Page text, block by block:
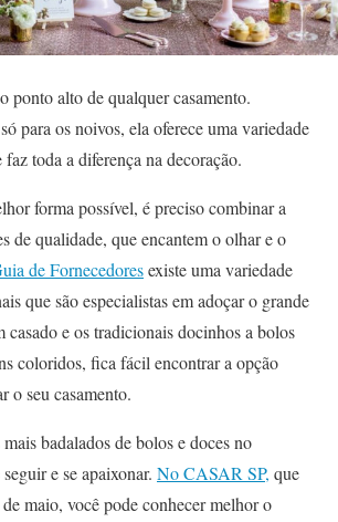
ponto alto de qualquer casamento.
para os noivos, ela oferece uma variedade
faz toda a diferença na decoração.
forma possível, é preciso combinar a
de qualidade, que encantem o olhar e o
de Fornecedoresexiste uma variedade
que são especialistas em adoçar o grande
casado e os tradicionais docinhos a bolos
coloridos, fica fácil encontrar a opção
o seu casamento.
badalados de bolos e doces no
e se apaixonar. No CASAR SP, que
maio, você pode conhecer melhor o